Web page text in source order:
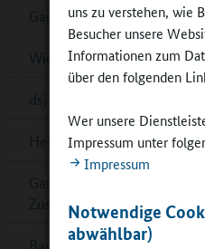
uns zu verstehen, wie
Besucher unsere
Informationen zum
über den folgenden
Wer unsere
Impressum unter
Impressum
Notwendige
abwählbar)
Ganztagsschulverband:
Wiener „Wasserschulen“
dsj-Bewegungskampagne
Hessen: Musikalische
Ganztagskongress zu
Zusammenarbeit in Berlin